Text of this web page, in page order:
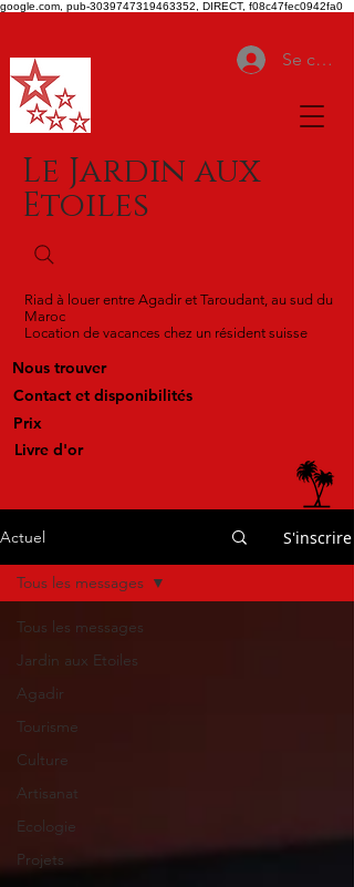
google.com, pub-3039747319463352, DIRECT, f08c47fec0942fa0
Se
Le Jardin aux
Etoiles
Riad à louer entre Agadir et Taroudant, au sud du
Maroc
Location de vacances chez un résident suisse
Nous trouver
Contact et disponibilités
Prix
Livre d'or
Actuel S'inscrire
Tous les messages
Jardin aux Etoiles
Agadir
Tourisme
Culture
Artisanat
Ecologie
Projets
Tous les messages